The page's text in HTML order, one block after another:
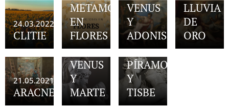
24.03.2022
CLITIE
METAMORFOSIS
EN
FLORES
VENUS
Y
ADONIS
LLUVIA
DE
ORO
21.05.2021
ARACNE
VENUS
Y
MARTE
PÍRAMO
Y
TISBE